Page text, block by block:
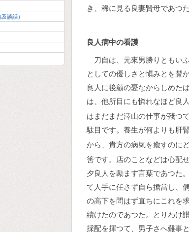
談話）
き、稀に見る良妻賢母であつた
良人病中の看護
刀自は、元來男勝りともい
としての優しさと愼みとを豐
良人に後顧の憂なからしめた
は、他所目にも憐れなほど良
はまだまだ澤山の仕事が殘つ
駄目です。養生が何よりも肝
から、貴方の病氣を癒すのに
筈です。店のことなどは心配
夕良人を勵ます言葉であつた
て人手に任さず自ら擔當し、
の高下を問はず直ちにこれを
續けたのであつた。とりわけ
採配を揮つて、男子さへ難事